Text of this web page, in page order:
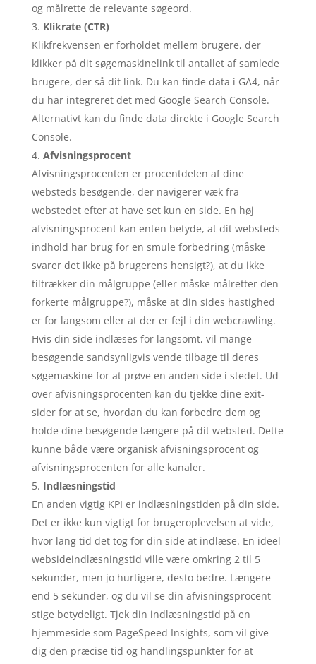
og målrette de relevante søgeord.
Klikrate (CTR)
Klikfrekvensen er forholdet mellem brugere, der
klikker på dit søgemaskinelink til antallet af samlede
brugere, der så dit link. Du kan finde data i GA4, når
du har integreret det med Google Search Console.
Alternativt kan du finde data direkte i Google Search
Console.
Afvisningsprocent
Afvisningsprocenten er procentdelen af dine
websteds besøgende, der navigerer væk fra
webstedet efter at have set kun en side. En høj
afvisningsprocent kan enten betyde, at dit websteds
indhold har brug for en smule forbedring (måske
svarer det ikke på brugerens hensigt?), at du ikke
tiltrækker din målgruppe (eller måske målretter den
forkerte målgruppe?), måske at din sides hastighed
er for langsom eller at der er fejl i din webcrawling.
Hvis din side indlæses for langsomt, vil mange
besøgende sandsynligvis vende tilbage til deres
søgemaskine for at prøve en anden side i stedet. Ud
over afvisningsprocenten kan du tjekke dine exit-
sider for at se, hvordan du kan forbedre dem og
holde dine besøgende længere på dit websted. Dette
kunne både være organisk afvisningsprocent og
afvisningsprocenten for alle kanaler.
Indlæsningstid
En anden vigtig KPI er indlæsningstiden på din side.
Det er ikke kun vigtigt for brugeroplevelsen at vide,
hvor lang tid det tog for din side at indlæse. En ideel
websideindlæsningstid ville være omkring 2 til 5
sekunder, men jo hurtigere, desto bedre. Længere
end 5 sekunder, og du vil se din afvisningsprocent
stige betydeligt. Tjek din indlæsningstid på en
hjemmeside som PageSpeed Insights, som vil give
dig den præcise tid og handlingspunkter for at